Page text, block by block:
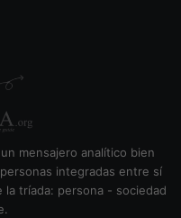
mensajero analítico bien
integradas entre sí
tríada: persona - sociedad